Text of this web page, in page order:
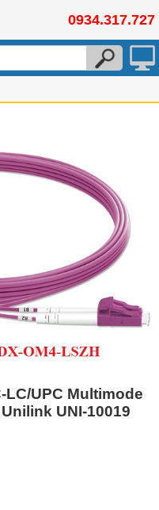
0934.317.727
UPC Multimode
UNI-10019